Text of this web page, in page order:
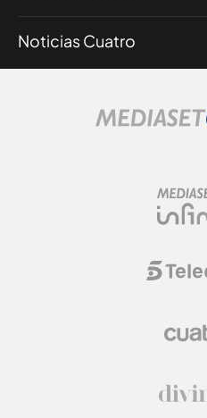
Noticias Cuatro